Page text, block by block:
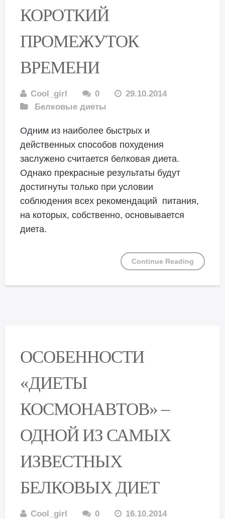
КОРОТКИЙ
ПРОМЕЖУТОК
ВРЕМЕНИ
Cool_girl 0
29.10.2014
Белковые диеты
Одним из наиболее быстрых и
действенных способов похудения
заслужено считается белковая диета.
Однако прекрасные результаты будут
достигнуты только при условии
соблюдения всех рекомендаций питания,
на которых, собственно, основывается
диета.
Continue Reading
ОСОБЕННОСТИ
«ДИЕТЫ
КОСМОНАВТОВ» –
ОДНОЙ ИЗ САМЫХ
ИЗВЕСТНЫХ
БЕЛКОВЫХ ДИЕТ
Cool_girl 0
16.10.2014